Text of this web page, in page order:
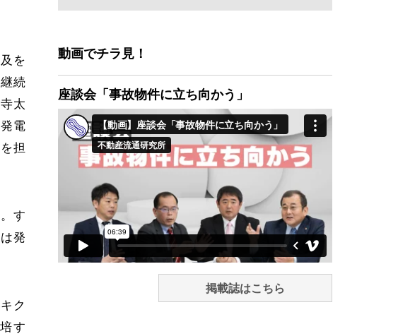
を
続
太
電
担
す
発
ク
す
動画でチラ見！
座談会「事故物件に立ち向かう」
掲載誌はこちら